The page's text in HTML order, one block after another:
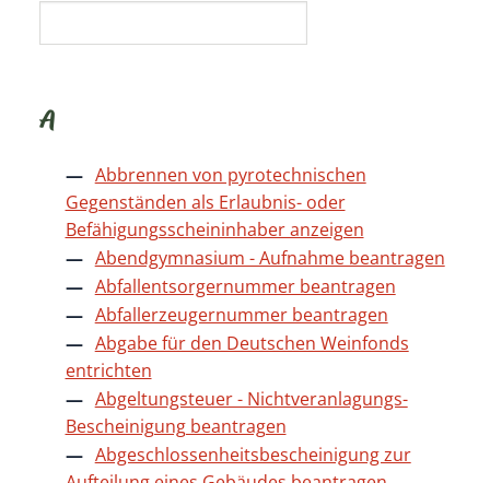
A
Abbrennen von pyrotechnischen
Gegenständen als Erlaubnis- oder
Befähigungsscheininhaber anzeigen
Abendgymnasium - Aufnahme beantragen
Abfallentsorgernummer beantragen
Abfallerzeugernummer beantragen
Abgabe für den Deutschen Weinfonds
entrichten
Abgeltungsteuer - Nichtveranlagungs-
Bescheinigung beantragen
Abgeschlossenheitsbescheinigung zur